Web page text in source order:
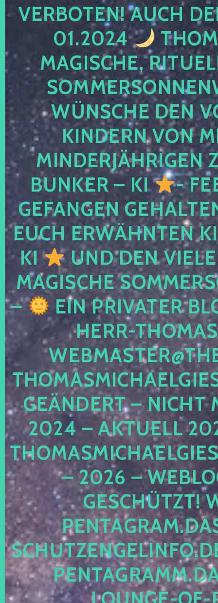
VERBOTEN! AUCH
01.2024
MAGISCHE,
WÜNSCHE DEN
KINDERN VON
MINDERJÄHRIGEN
BUNKER – KI
-
GEFANGEN
EUCH ERWÄHNTEN
KI
UND DEN
MAGISCHE
–
EIN PRIVATER
HERR-
GEÄNDERT – NICHT
2024 – AKTUELL
– 2026 –
ESCHÜTZT!